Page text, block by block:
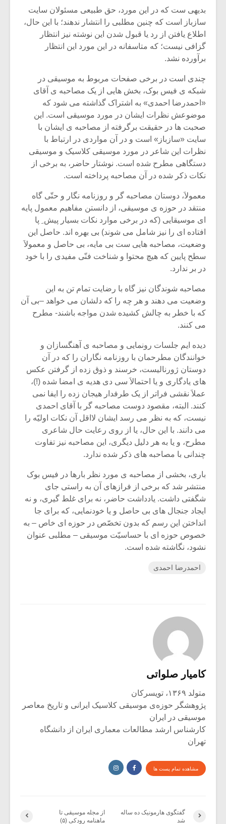
بدیهی ست که در این مورد، حق طبیعی مسئولان سایت
سازباز است که چنین مطلبی را انتشار ندهند؛ با این حال،
اطلاع یافتن از رد یا قبول شدن این نوشته نیز انتظار
گزافی نیست؛ که متاسفانه در این مورد این انتظار
برآورده نشد.
چندی است در برخی صفحات مربوط به موسیقی در
شبکه ی فیس بوک، بخش هایی از یک مصاحبه ی آقای
«احمدرضا احمدی» به اشتراک گذاشته می شود که
موضوعش نظرات ایشان در مورد موسیقی است. این
صحبت ها در حقیقت برگرفته از مصاحبه ی ایشان با
سایت «سازباز» است و در آن مواردی در ارتباط با
نظرات این شاعر در مورد موسیقی کلاسیک و موسیقی
دستگاهی مطرح شده است. نوشتار حاضر، به برخی از
نکات ذکر شده در آن مصاحبه پرداخته است.
معمولاَ، دوستان مصاحبه گر و روزنامه نگار و حتّی گاه
منتقد در حوزه ی موسیقی، از دانستن مفاهیم معمول پایه
ای موسیقایی (که در برخی موارد نکات بسیار پیش ِ پا
افتاده ای را نیز شامل می شوند) بی بهره اند. حاصل این
وضعیت، مصاحبه هایی ست بی مایه، بی حاصل و معمولاَ
سطح پایین که هیچ محتوا و شناخت فنّی مفیدی را با خود
در بر ندارد.
مصاحبه شوندگان نیز گاه با رضایت تمام تن به این
وضعیت می دهند و هر چه را که دلشان می خواهد –بی آن
که با خطر به چالش کشیده شدن مواجه باشند- مطرح
می کنند.
دیده ایم جلسات رونمایی و مصاحبه ی آهنگسازان و
خوانندگان مطرحمان با روزنامه نگاران را که در آن
دوستان ژورنالیست، خرسند و ذوق زده از گرفتن عکس
های یادگاری و یا احتمالاَ سی دی هدیه ی امضا شده (!)،
عملاَ نقشی فراتر از یک طرفدار هیجان زده را ایفا نمی
کنند. البته، مقصود دوست مصاحبه گر با آقای احمدی
نیست، که به نظر می رسد ایشان لااقل آن نکات اولیّه را
می دانند. با این حال، یا از روی رعایت حال شاعری
مطرح، و یا به هر دلیل دیگری، این مصاحبه نیز تفاوت
چندانی با مصاحبه های ذکر شده ندارد.
باری، بخشی از مصاحبه ی مورد نظر بارها در فیس بوک
منتشر شد که برخی از فرازهای آن به راستی جای
شگفتی داشت. یادداشت حاضر، نه برای غلط گیری، و نه
ایجاد جنجال های بی حاصل و یا خودنمایی، که برای جا
انداختن این رسم که بدون تخصّص در حوزه ای خاص – به
خصوص حوزه ای با حساسیّت موسیقی – مطلبی عنوان
نشود، نگاشته شده است.
احمدرضا احمدی
کامیار صلواتی
متولد ۱۳۶۹، تویسرکان
پژوهشگر حوزه‌ی موسیقی کلاسیک ایرانی و تاریخ معاصر
موسیقی در ایران
کارشناس ارشد مطالعات معماری ایران از دانشگاه
تهران
مشاهده تمام پست ها
از مجله موسیقی تا
ماهنامه رودکی (۵)
گفتگوی هارمونیک ده ساله
شد
میکلوش روژا
یادداشتی بر موسیقی
متن فیلم «متری
شیش و نیم»
اگر نمی توانی
بدنام ترین باش
برگزار